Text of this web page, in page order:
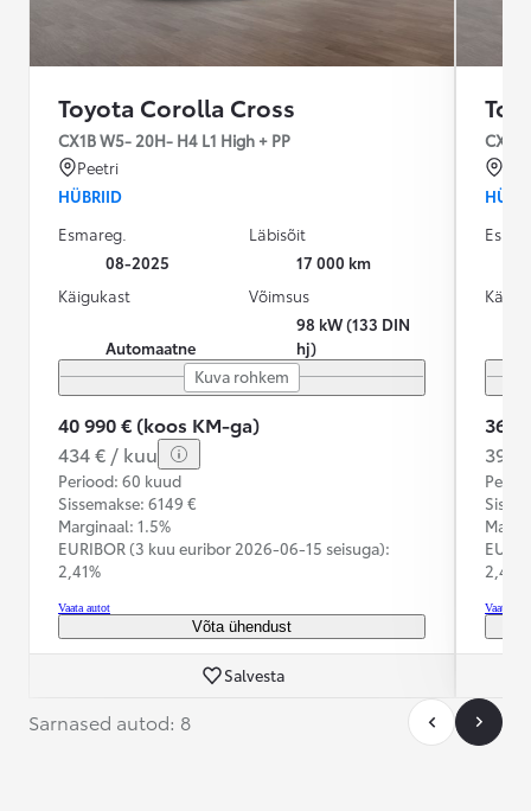
Toyota Corolla Cross
CX1B W5- 20H- H4 L1 High + PP
Peetri
HÜBRIID
Esmareg.
08-2025
Läbisõit
17 000 km
Käigukast
Automaatne
Võimsus
98 kW (133 DIN
hj)
Kuva rohkem
40 990 € (koos KM-ga)
434 € / kuu
Periood: 60 kuud
Sissemakse: 6149 €
Marginaal: 1.5%
EURIBOR (3 kuu euribor 2026-06-15 seisuga):
2,41%
Vaata autot
Võta ühendust
Salvesta
CX1B
36
392
2,41%
Vaata
Sarnased autod: 8